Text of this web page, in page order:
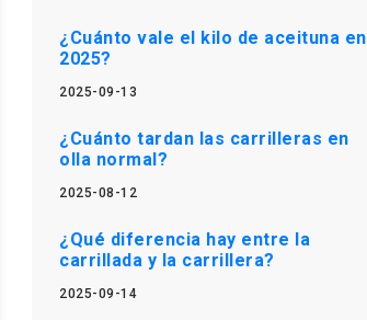
¿Cuánto vale el kilo de aceituna en
2025?
2025-09-13
¿Cuánto tardan las carrilleras en
olla normal?
2025-08-12
¿Qué diferencia hay entre la
carrillada y la carrillera?
2025-09-14